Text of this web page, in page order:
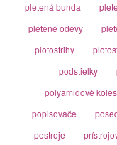
pletená bunda
pletené odevy
plotostrihy
podstielky
polyamidové
popisovače
postroje